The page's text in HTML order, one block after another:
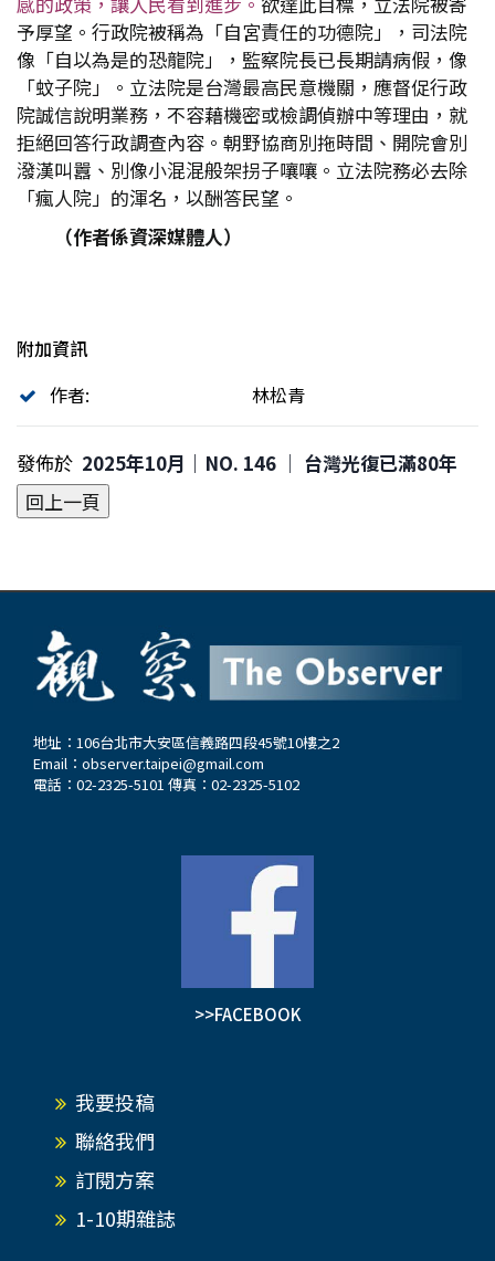
予厚望。行政院被稱為「自宮責任的功德院」，司法院
像「自以為是的恐龍院」，監察院長已長期請病假，像
「蚊子院」。立法院是台灣最高民意機關，應督促行政
院誠信說明業務，不容藉機密或檢調偵辦中等理由，就
拒絕回答行政調查內容。朝野協商別拖時間、開院會別
潑漢叫囂、別像小混混般架拐子嚷嚷。立法院務必去除
「瘋人院」的渾名，以酬答民望。
（作者係資深媒體人）
附加資訊
作者:
林松青
發佈於 2025年10月｜NO. 146 │ 台灣光復已滿80年
地址：106台北市大安區信義路四段45號10樓之2
Email： observer.taipei@gmail.com
電話：02-2325-5101 傳真：02-2325-5102
>>FACEBOOK
我要投稿
聯絡我們
訂閱方案
1-10期雜誌